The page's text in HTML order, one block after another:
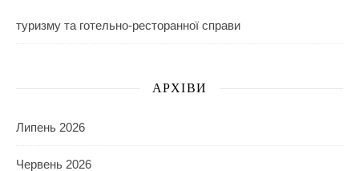
туризму та готельно-ресторанної справи
АРХІВИ
Липень 2026
Червень 2026